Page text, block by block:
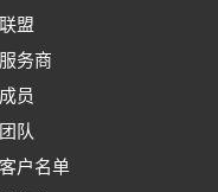
盟
务商
员
队
户名单